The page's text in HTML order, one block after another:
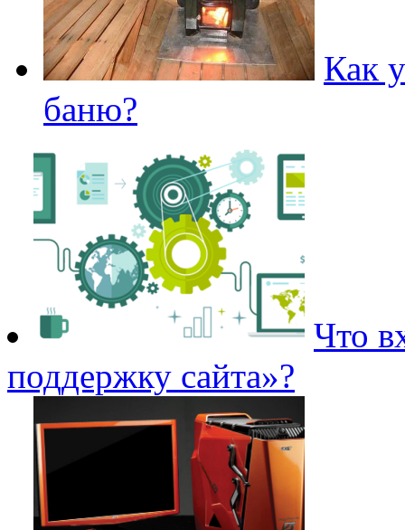
Как
баню?
Что
поддержку сайта»?